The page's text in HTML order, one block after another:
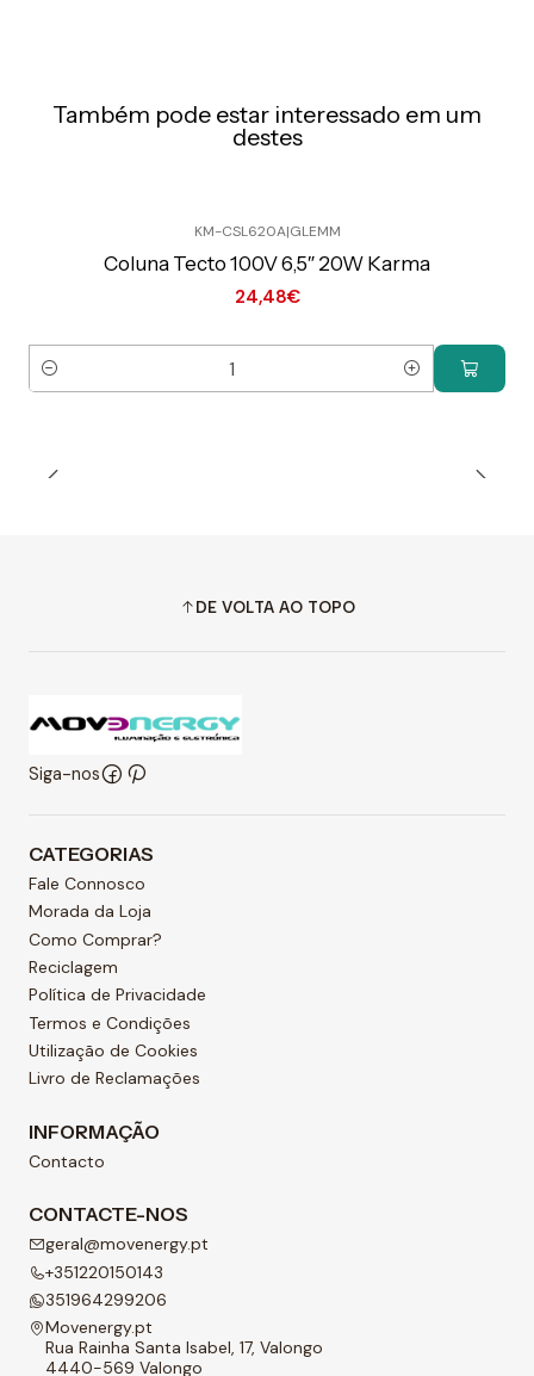
Também pode estar interessado em um
destes
KM-CSL620A|GLEMM
Coluna Tecto 100V 6,5″ 20W Karma
24,48€
Quantidade
DE VOLTA AO TOPO
Siga-nos
CATEGORIAS
Fale Connosco
Morada da Loja
Como Comprar?
Reciclagem
Política de Privacidade
Termos e Condições
Utilização de Cookies
Livro de Reclamações
INFORMAÇÃO
Contacto
CONTACTE-NOS
geral@movenergy.pt
+351220150143
351964299206
Movenergy.pt
Rua Rainha Santa Isabel, 17, Valongo
4440-569 Valongo